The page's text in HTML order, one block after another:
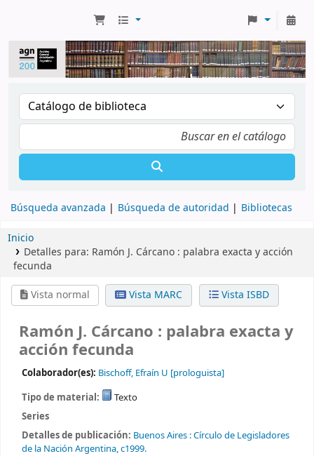
Búsqueda avanzada Búsqueda de autoridad Bibliotecas
Inicio
Detalles para: Ramón J. Cárcano : palabra exacta y acción
fecunda
Vista normal
Vista MARC Vista ISBD
Ramón J. Cárcano : palabra exacta y
acción fecunda
Colaborador(es): Bischoff, Efraín U [prologuista]
Tipo de material:
Texto
Series
Detalles de publicación: Buenos Aires :Círculo de Legisladores
de la Nación Argentina,c1999.